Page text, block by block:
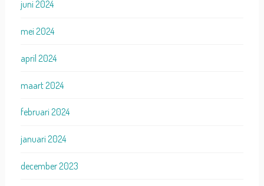
juni 2024
mei 2024
april 2024
maart 2024
februari 2024
januari 2024
december 2023